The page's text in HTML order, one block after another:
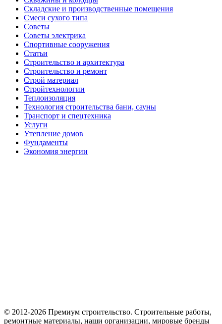
Складские и производственные помещения
Смеси сухого типа
Советы
Советы электрика
Спортивные сооружения
Статьи
Строительство и архитектура
Строительство и ремонт
Строй материал
Стройтехнологии
Теплоизоляция
Технология строительства бани, сауны
Транспорт и спецтехника
Услуги
Утепление домов
Фундаменты
Экономия энергии
© 2012-2026 Премиум cтроительство. Cтроительные работы,
ремонтные материалы, наши организации, мировые бренды